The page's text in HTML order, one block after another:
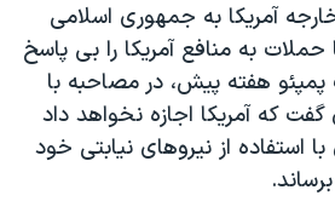
آمریکا به جمهوری اسلامی
حملات به منافع آمریکا را بی پاسخ
هفته پیش، در مصاحبه با
که آمریکا اجازه نخواهد داد
استفاده از نیروهای نیابتی خود